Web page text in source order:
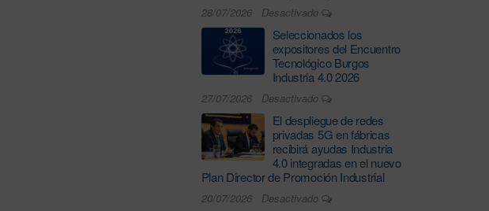
28/07/2026 Desactivado
Seleccionados los
expositores del Encuentro
Tecnológico Burgos
Industria 4.0 2026
27/07/2026 Desactivado
El despliegue de redes
privadas 5G en fábricas
recibirá ayudas Industria
4.0 integradas en el nuevo
Plan Director de Promoción Industrial
20/07/2026 Desactivado